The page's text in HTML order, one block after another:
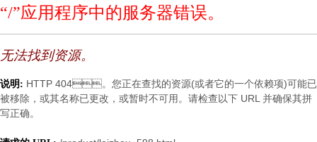
“/”应用程序中的服务器错误。
无法找到资源。
说明: HTTP 404。您正在查找的资源(或者它的一个依赖项)可能已
被移除，或其名称已更改，或暂时不可用。请检查以下 URL 并确保其拼
写正确。